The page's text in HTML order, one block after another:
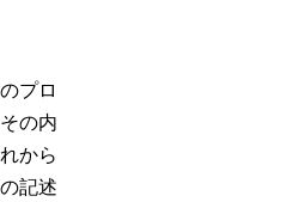
プロ
の内
から
記述